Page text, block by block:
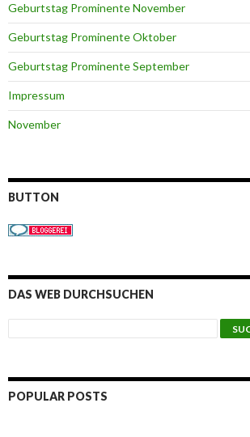
Geburtstag Prominente November
Geburtstag Prominente Oktober
Geburtstag Prominente September
Impressum
November
BUTTON
DAS WEB DURCHSUCHEN
POPULAR POSTS